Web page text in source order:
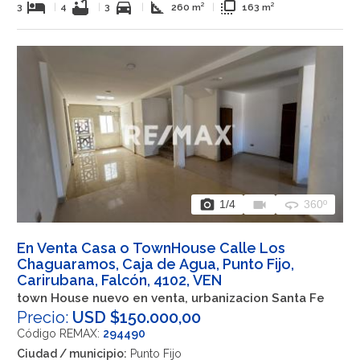
3 hotel 4 bathtub 3 directions_car square_foot 260 m² flip_to_front 163 m²
photo_camera 1/4 videocam 360 360º
En Venta Casa o TownHouse Calle Los
Chaguaramos, Caja de Agua, Punto Fijo,
Carirubana, Falcón, 4102, VEN
town House nuevo en venta, urbanizacion Santa Fe
Precio: USD $150.000,00
Código REMAX: 294490
Ciudad / municipio: Punto Fijo